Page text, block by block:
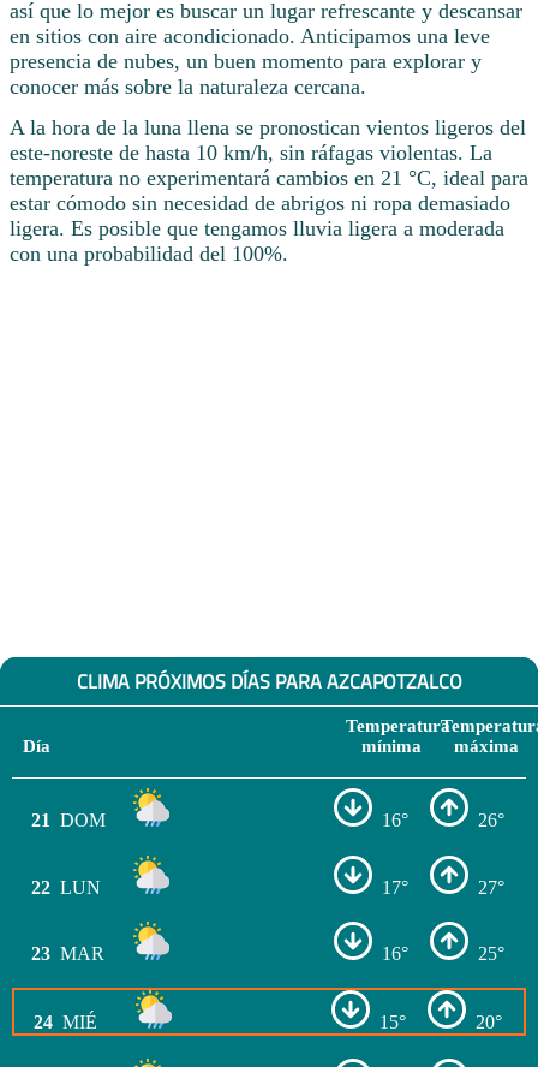
así que lo mejor es buscar un lugar refrescante y descansar
en sitios con aire acondicionado. Anticipamos una leve
presencia de nubes, un buen momento para explorar y
conocer más sobre la naturaleza cercana.
A la hora de la luna llena se pronostican vientos ligeros del
este-noreste de hasta 10 km/h, sin ráfagas violentas. La
temperatura no experimentará cambios en 21 °C, ideal para
estar cómodo sin necesidad de abrigos ni ropa demasiado
ligera. Es posible que tengamos lluvia ligera a moderada
con una probabilidad del 100%.
CLIMA PRÓXIMOS DÍAS PARA AZCAPOTZALCO
Día
Temperatura
mínima
máxima
21 DOM 16° 26°
22 LUN 17° 27°
23 MAR 16° 25°
24 MIÉ 15° 20°